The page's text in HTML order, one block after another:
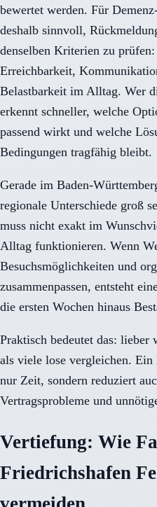
bewertet werden. Für
deshalb sinnvoll,
denselben Kriterien zu
Erreichbarkeit,
Belastbarkeit im Alltag. Wer
erkennt schneller, welche
passend wirkt und welche
Bedingungen tragfähig bleibt.
Gerade im Baden-
regionale Unterschiede groß
muss nicht exakt im
Alltag funktionieren. Wenn
Besuchsmöglichkeiten und
zusammenpassen, entsteht
die ersten Wochen hinaus
Praktisch bedeutet das: lieber
als viele lose vergleichen. Ein
nur Zeit, sondern reduziert
Vertragsprobleme und
Vertiefung: Wie
Friedrichshafen